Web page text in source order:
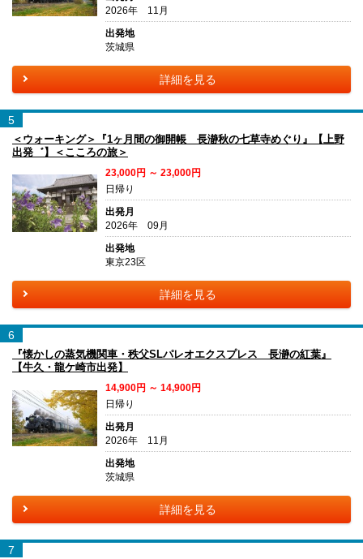
2026年 11月
出発地
茨城県
詳細を見る
5
＜ウォーキング＞『1ヶ月間の御開帳 長瀞秋の七草寺めぐり』【上野
出発゛】＜こころの旅＞
23,000円 ～ 23,000円
日帰り
出発月
2026年 09月
出発地
東京23区
詳細を見る
6
『懐かしの蒸気機関車・秩父SLパレオエクスプレス 長瀞の紅葉』
【牛久・龍ケ崎市出発】
14,900円 ～ 14,900円
日帰り
出発月
2026年 11月
出発地
茨城県
詳細を見る
7